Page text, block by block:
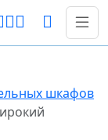
шкафов